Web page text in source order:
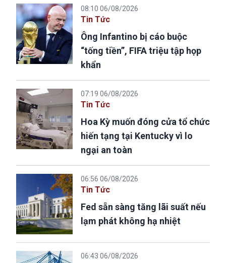
08:10 06/08/2026
Tin Tức
Ông Infantino bị cáo buộc
“tống tiền”, FIFA triệu tập họp
khẩn
07:19 06/08/2026
Tin Tức
Hoa Kỳ muốn đóng cửa tổ chức
hiến tạng tại Kentucky vì lo
ngại an toàn
06:56 06/08/2026
Tin Tức
Fed sẵn sàng tăng lãi suất nếu
lạm phát không hạ nhiệt
06:43 06/08/2026